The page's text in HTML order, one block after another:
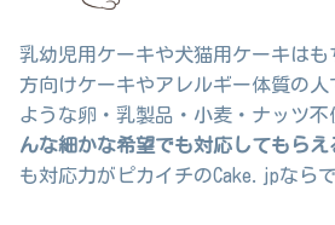
乳幼児用ケーキや犬猫用ケーキは
方向けケーキやアレルギー体質の人
ような卵・乳製品・小麦・ナッツ不
んな細かな希望でも対応してもらえ
も対応力がピカイチのCake.jpなら